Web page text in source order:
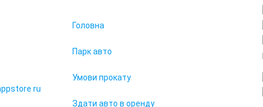
Головна
Парк авто
Умови прокату
Здати авто в оренду